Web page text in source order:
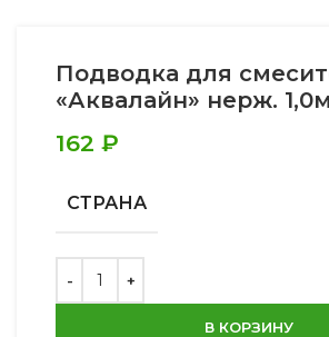
Подводка для
«Аквалайн» нерж. 1,0м
162 ₽
СТРАНА
В КОРЗИНУ